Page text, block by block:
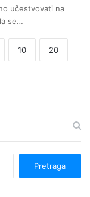
učestvovati na
se…
10 20